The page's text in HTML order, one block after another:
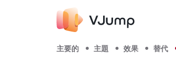
主要的 主題 效果 替代